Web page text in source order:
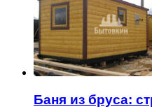
Баня из бруса: